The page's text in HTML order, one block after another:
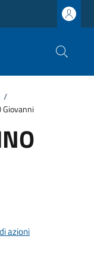
/
Giovanni
azioni